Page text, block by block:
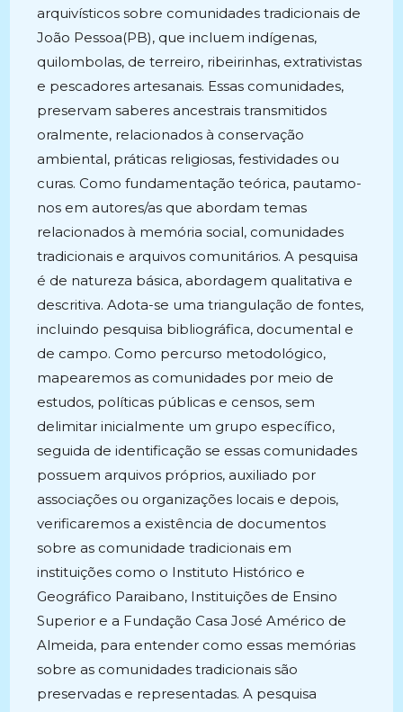
arquivísticos sobre comunidades tradicionais de
João Pessoa(PB), que incluem indígenas,
quilombolas, de terreiro, ribeirinhas, extrativistas
e pescadores artesanais. Essas comunidades,
preservam saberes ancestrais transmitidos
oralmente, relacionados à conservação
ambiental, práticas religiosas, festividades ou
curas. Como fundamentação teórica, pautamo-
nos em autores/as que abordam temas
relacionados à memória social, comunidades
tradicionais e arquivos comunitários. A pesquisa
é de natureza básica, abordagem qualitativa e
descritiva. Adota-se uma triangulação de fontes,
incluindo pesquisa bibliográfica, documental e
de campo. Como percurso metodológico,
mapearemos as comunidades por meio de
estudos, políticas públicas e censos, sem
delimitar inicialmente um grupo específico,
seguida de identificação se essas comunidades
possuem arquivos próprios, auxiliado por
associações ou organizações locais e depois,
verificaremos a existência de documentos
sobre as comunidade tradicionais em
instituições como o Instituto Histórico e
Geográfico Paraibano, Instituições de Ensino
Superior e a Fundação Casa José Américo de
Almeida, para entender como essas memórias
sobre as comunidades tradicionais são
preservadas e representadas. A pesquisa